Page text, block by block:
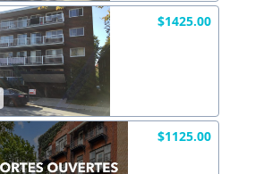
$1425.00
$1125.00